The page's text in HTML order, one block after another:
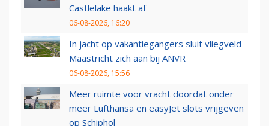
Castlelake haakt af
06-08-2026, 16:20
In jacht op vakantiegangers sluit vliegveld
Maastricht zich aan bij ANVR
06-08-2026, 15:56
Meer ruimte voor vracht doordat onder
meer Lufthansa en easyJet slots vrijgeven
op Schiphol